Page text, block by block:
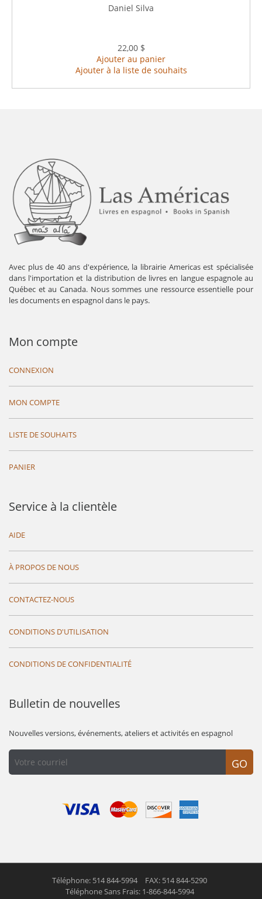
Daniel Silva
22,00 $
Ajouter au panier
Ajouter à la liste de souhaits
Avec plus de 40 ans d'expérience, la librairie Americas est spécialisée
dans l'importation et la distribution de livres en langue espagnole au
Québec et au Canada. Nous sommes une ressource essentielle pour
les documents en espagnol dans le pays.
Mon compte
CONNEXION
MON COMPTE
LISTE DE SOUHAITS
PANIER
Service à la clientèle
AIDE
À PROPOS DE NOUS
CONTACTEZ-NOUS
CONDITIONS D'UTILISATION
CONDITIONS DE CONFIDENTIALITÉ
Bulletin de nouvelles
Nouvelles versions, événements, ateliers et activités en espagnol
GO
Téléphone: 514 844-5994
FAX: 514 844-5290
Téléphone Sans Frais: 1-866-844-5994